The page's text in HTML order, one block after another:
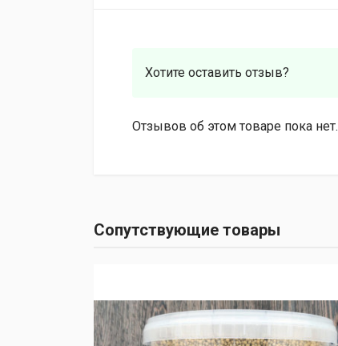
Хотите оставить отзыв?
Отзывов об этом товаре пока нет.
Сопутствующие товары